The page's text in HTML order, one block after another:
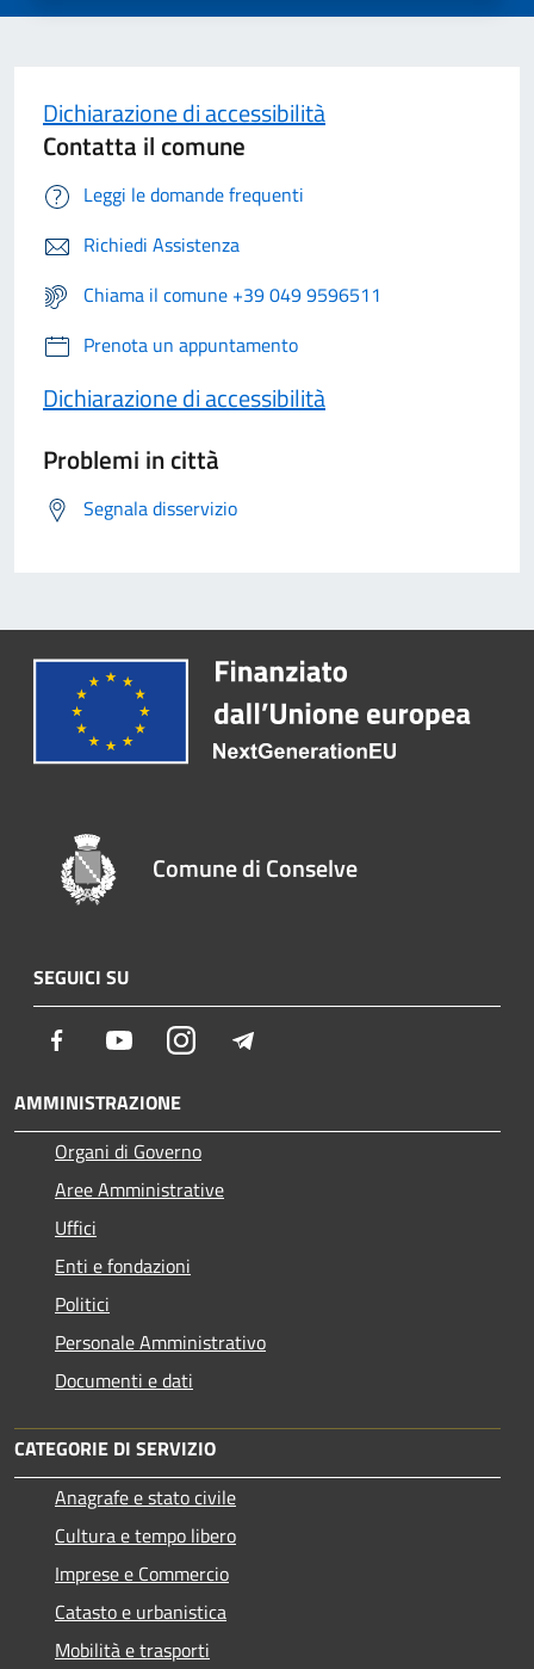
Dichiarazione di accessibilità
Contatta il comune
Leggi le domande frequenti
Richiedi Assistenza
Chiama il comune +39 049 9596511
Prenota un appuntamento
Dichiarazione di accessibilità
Problemi in città
Segnala disservizio
Comune di Conselve
SEGUICI SU
Facebook YoutubeInstagram
AMMINISTRAZIONE
Organi di Governo
Aree Amministrative
Uffici
Enti e fondazioni
Politici
Personale Amministrativo
Documenti e dati
CATEGORIE DI SERVIZIO
Anagrafe e stato civile
Cultura e tempo libero
Imprese e Commercio
Catasto e urbanistica
Mobilità e trasporti